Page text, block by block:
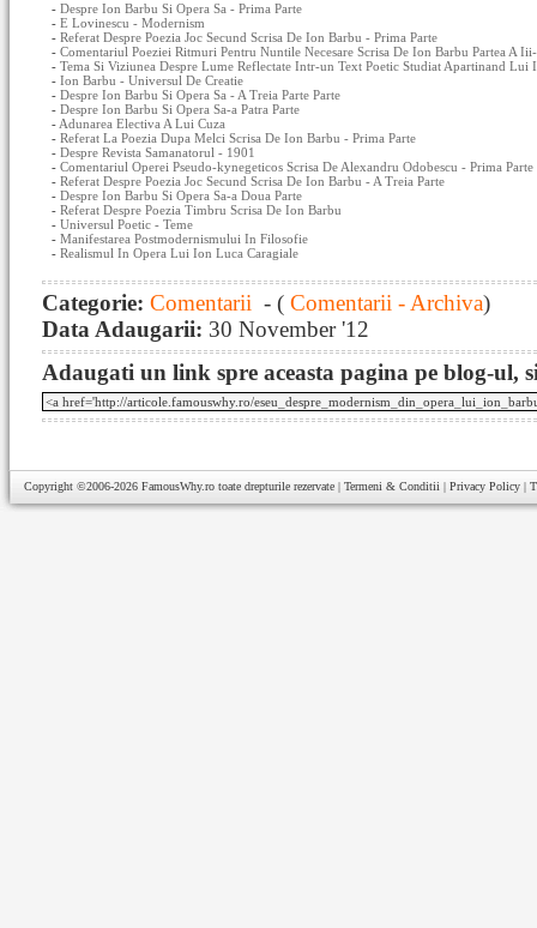
- Despre Ion Barbu Si Opera Sa - Prima Parte
- E Lovinescu - Modernism
- Referat Despre Poezia Joc Secund Scrisa De Ion Barbu - Prima Parte
- Comentariul Poeziei Ritmuri Pentru Nuntile Necesare Scrisa De Ion Barbu Partea A
- Tema Si Viziunea Despre Lume Reflectate Intr-un Text Poetic Studiat Apartinand Lui
- Ion Barbu - Universul De Creatie
- Despre Ion Barbu Si Opera Sa - A Treia Parte Parte
- Despre Ion Barbu Si Opera Sa-a Patra Parte
- Adunarea Electiva A Lui Cuza
- Referat La Poezia Dupa Melci Scrisa De Ion Barbu - Prima Parte
- Despre Revista Samanatorul - 1901
- Comentariul Operei Pseudo-kynegeticos Scrisa De Alexandru Odobescu - Prima Parte
- Referat Despre Poezia Joc Secund Scrisa De Ion Barbu - A Treia Parte
- Despre Ion Barbu Si Opera Sa-a Doua Parte
- Referat Despre Poezia Timbru Scrisa De Ion Barbu
- Universul Poetic - Teme
- Manifestarea Postmodernismului In Filosofie
- Realismul In Opera Lui Ion Luca Caragiale
Categorie: Comentarii - ( Comentarii - Archiva)
Data Adaugarii: 30 November '12
Adaugati un link spre aceasta pagina pe blog-ul,
Copyright ©2006-2026 FamousWhy.ro toate drepturile rezervate | Termeni & Conditii | Privacy Policy |